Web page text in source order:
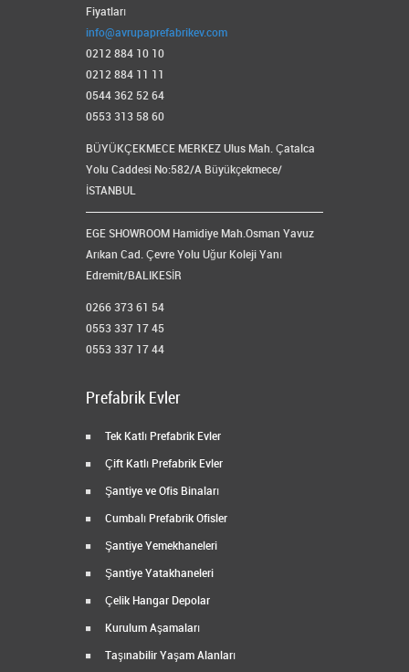
Fiyatları
info@avrupaprefabrikev.com
0212 884 10 10
0212 884 11 11
0544 362 52 64
0553 313 58 60
BÜYÜKÇEKMECE MERKEZ Ulus Mah. Çatalca
Yolu Caddesi No:582/A Büyükçekmece/
İSTANBUL
EGE SHOWROOM Hamidiye Mah.Osman Yavuz
Arıkan Cad. Çevre Yolu Uğur Koleji Yanı
Edremit/BALIKESİR
0266 373 61 54
0553 337 17 45
0553 337 17 44
Prefabrik Evler
Tek Katlı Prefabrik Evler
Çift Katlı Prefabrik Evler
Şantiye ve Ofis Binaları
Cumbalı Prefabrik Ofisler
Şantiye Yemekhaneleri
Şantiye Yatakhaneleri
Çelik Hangar Depolar
Kurulum Aşamaları
Taşınabilir Yaşam Alanları